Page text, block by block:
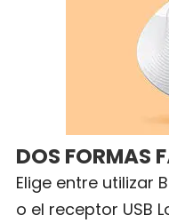
DOS FORMAS
Elige entre utilizar
o el receptor USB